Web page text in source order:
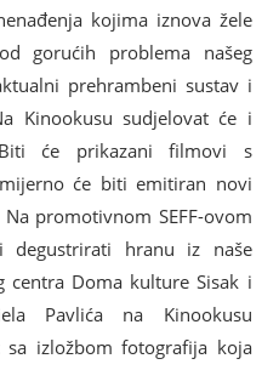
kojima iznova žele
gorućih problema našeg
prehrambeni sustav i
Kinookusu sudjelovat će i
će prikazani filmovi s
će biti emitiran novi
promotivnom SEFF-ovom
degustrirati hranu iz naše
centra Doma kulture Sisak i
Pavlića na Kinookusu
izložbom fotografija koja